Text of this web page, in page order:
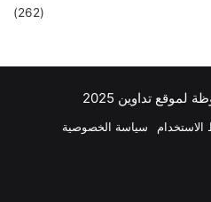
(262)
تداوين 2025
سياسة الخصوصية